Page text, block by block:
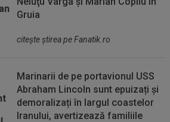
Gruia
citeşte ştirea pe Fanatik.ro
Marinarii de pe portavionul USS
Abraham Lincoln sunt epuizați și
demoralizați în largul coastelor
Iranului, avertizează familiile